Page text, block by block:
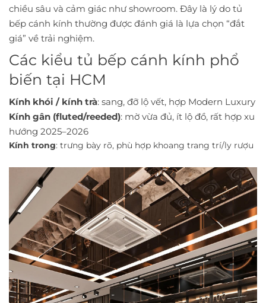
chiều sâu và cảm giác như showroom. Đây là lý do tủ
bếp cánh kính thường được đánh giá là lựa chọn “đắt
giá” về trải nghiệm.
Các kiểu tủ bếp cánh kính phổ
biến tại HCM
Kính khói / kính trà: sang, đỡ lộ vết, hợp Modern Luxury
Kính gân (fluted/reeded): mờ vừa đủ, ít lộ đồ, rất hợp xu
hướng 2025–2026
Kính trong: trưng bày rõ, phù hợp khoang trang trí/ly rượu